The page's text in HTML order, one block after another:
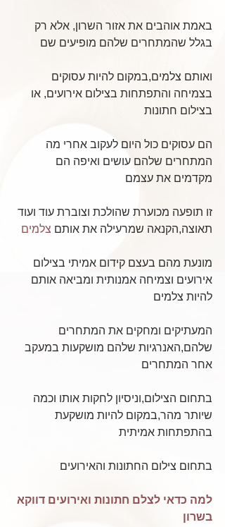
באמת אוהבים את אזור השרון, אלא רק
בגלל שהמתחרים שלהם מופיעים שם
ואותם צלמים,במקום להיות עסוקים
בצמיחה והתפתחות בצילום אירועים, או
בצילום חתונות
הם עסוקים כול היום לעקוב אחרי מה
המתחרים שלהם עושים ואיפה הם
מקדמים את עצמם
זו תופעה מכוערת שהולכת וצוברת עוד ועוד
תאוצה,הקנאה שמרעילה את אותם צלמים
מונעת מהם בעצם קידום אמיתי בצילום
אירועים וצמיחה אמנותית ומביאה אותם
להיות צלמים
המעתיקים ומחקים את המתחרים
שלהם,האנרגיות שלהם מושקעות במעקב
אחר המתחרים
בתחום הצילום,וניסיון לחקות אותו וכמה
שיותר מהר,במקום להיות מושקעת
בהתפתחות אמיתית
בתחום צילום החתונות והאירועים
למה כדאי לצלם חתונות ואירועים דווקא
בשרון